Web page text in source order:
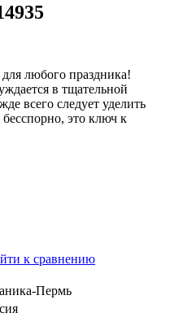
любого праздника!
в тщательной
всего следует уделить
это ключ к
к сравнению
Пермь